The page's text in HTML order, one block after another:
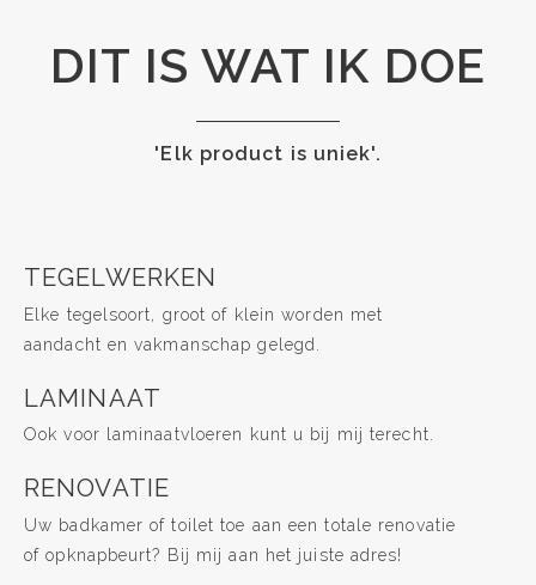
DIT IS WAT IK DOE
'Elk product is uniek'.
TEGELWERKEN
Elke tegelsoort, groot of klein worden met
aandacht en vakmanschap gelegd.
LAMINAAT
Ook voor laminaatvloeren kunt u bij mij terecht.
RENOVATIE
Uw badkamer of toilet toe aan een totale renovatie
of opknapbeurt? Bij mij aan het juiste adres!